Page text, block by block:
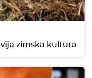
zimska kultura